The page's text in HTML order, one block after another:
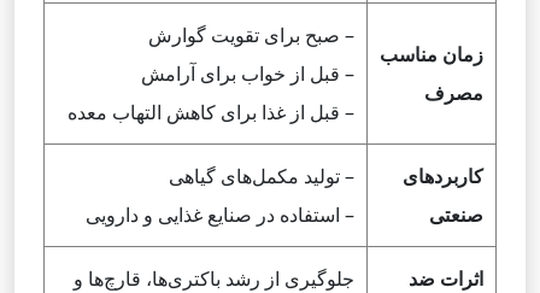
زمان مناسب
مصرف
– صبح برای تقویت گوارش
– قبل از خواب برای آرامش
– قبل از غذا برای کاهش التهاب معده
کاربردهای
صنعتی
– تولید مکمل‌های گیاهی
– استفاده در صنایع غذایی و دارویی
اثرات ضد
جلوگیری از رشد باکتری‌ها، قارچ‌ها و